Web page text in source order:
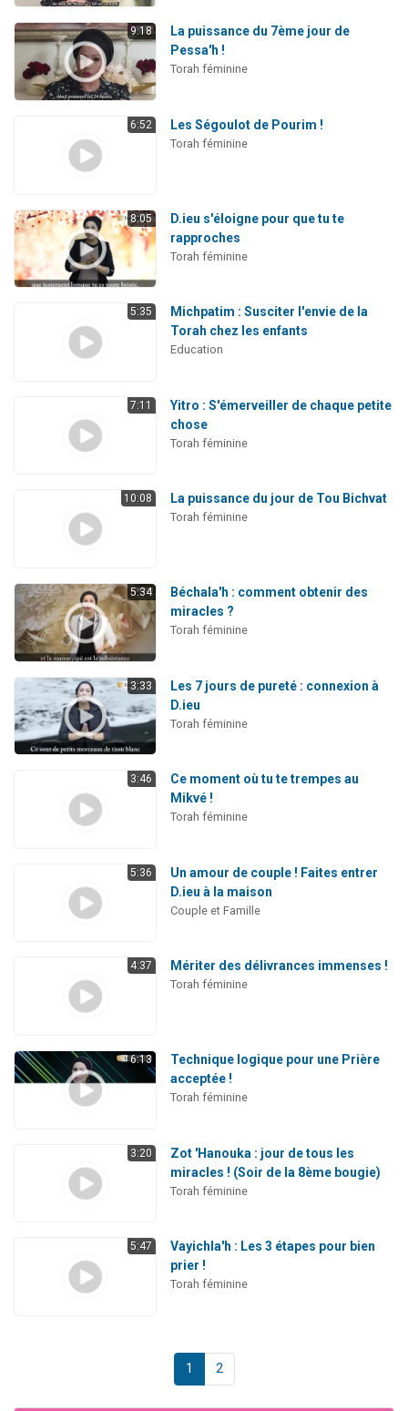
9:18
La puissance du 7ème jour de
Pessa'h !
Torah féminine
6:52 Les Ségoulot de Pourim !
Torah féminine
8:05
D.ieu s'éloigne pour que tu te
rapproches
Torah féminine
5:35
Michpatim : Susciter l'envie de la
Torah chez les enfants
Education
7:11
Yitro : S'émerveiller de chaque petite
chose
Torah féminine
10:08 La puissance du jour de Tou Bichvat
Torah féminine
5:34
Béchala'h : comment obtenir des
miracles ?
Torah féminine
3:33
Les 7 jours de pureté : connexion à
D.ieu
Torah féminine
3:46
Ce moment où tu te trempes au
Mikvé !
Torah féminine
5:36
Un amour de couple ! Faites entrer
D.ieu à la maison
Couple et Famille
4:37 Mériter des délivrances immenses !
Torah féminine
6:13
Technique logique pour une Prière
acceptée !
Torah féminine
3:20
Zot 'Hanouka : jour de tous les
miracles ! (Soir de la 8ème bougie)
Torah féminine
5:47
Vayichla'h : Les 3 étapes pour bien
prier !
Torah féminine
1 2